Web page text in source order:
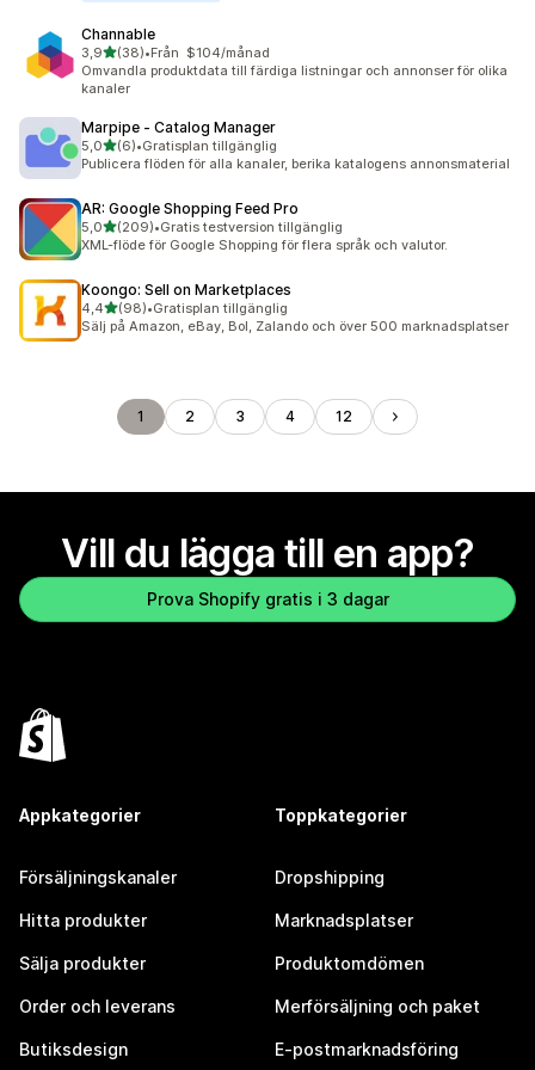
Channable
3,9av 5 stjärnor
(38)
38 recensioner totalt
•Från $104/månad
Omvandla produktdata till färdiga listningar och annonser för olika
kanaler
Marpipe ‑ Catalog Manager
5,0av 5 stjärnor
(6)
6 recensioner totalt
•Gratisplan tillgänglig
Publicera flöden för alla kanaler, berika katalogens annonsmaterial
AR: Google Shopping Feed Pro
5,0av 5 stjärnor
(209)
209 recensioner totalt
•Gratis testversion tillgänglig
XML-flöde för Google Shopping för flera språk och valutor.
Koongo: Sell on Marketplaces
4,4av 5 stjärnor
(98)
98 recensioner totalt
•Gratisplan tillgänglig
Sälj på Amazon, eBay, Bol, Zalando och över 500 marknadsplatser
1 2 3 4 12
Vill du lägga till en app?
Prova Shopify gratis i 3 dagar
Appkategorier
Försäljningskanaler
Hitta produkter
Sälja produkter
Order och leverans
Butiksdesign
Toppkategorier
Dropshipping
Marknadsplatser
Produktomdömen
Merförsäljning och paket
E-postmarknadsföring